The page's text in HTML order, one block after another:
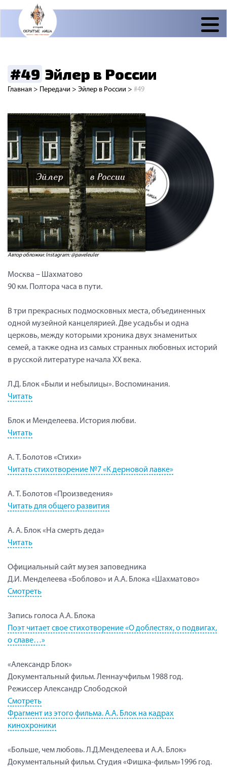
#49 Эйлер в России
Главная > Передачи > Эйлер в России > #49
Автор обложки: Instagram: @paveleuler
Москва – Шахматово
90 км. Полтора часа в пути.
В три прекрасных подмосковных места, объединенных
одной музейной канцелярией. Две усадьбы и одна
церковь, между которыми хроника двух знаменитых
семей, а также одна из самых странных любовных историй
в русской литературе начала ХХ века.
Л.Д. Блок «Были и небылицы». Воспоминания.
Читать
Блок и Менделеева. История любви.
Читать
А. Т. Болотов «Стихи»
Читать стихотворение №7 «К дерновой лавке»
А. Т. Болотов «Произведения»
Читать для общего развития
А. А. Блок «На смерть деда»
Читать
Официальный сайт музея заповедника
Д.И. Менделеева «Боблово» и А.А. Блока «Шахматово»
Смотреть
Запись голоса А.А. Блока
Поэт читает свое стихотворение «О доблестях, о подвигах,
о славе…»
«Александр Блок»
Документальный фильм. Леннаучфильм 1988 год.
Режиссер Александр Слободской
Смотреть
Фрагмент из этого фильма. А.А. Блок на кадрах
кинохроники
«Больше, чем любовь. Л.Д.Менделеева и А.А. Блок»
Документальный фильм. Студия «Фишка-фильм»1996 год.